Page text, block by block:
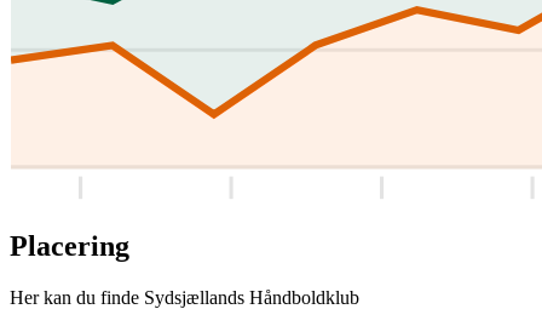
Placering
Her kan du finde Sydsjællands Håndboldklub